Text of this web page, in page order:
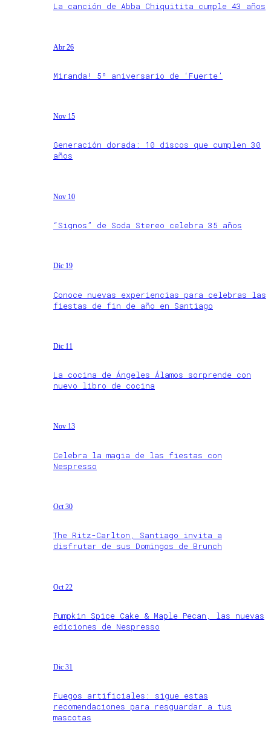
La canción de Abba Chiquitita cumple 43 años
Abr 26
Miranda! 5º aniversario de ‘Fuerte’
Nov 15
Generación dorada: 10 discos que cumplen 30
años
Nov 10
“Signos” de Soda Stereo celebra 35 años
Dic 19
Conoce nuevas experiencias para celebras las
fiestas de fin de año en Santiago
Dic 11
La cocina de Ángeles Álamos sorprende con
nuevo libro de cocina
Nov 13
Celebra la magia de las fiestas con
Nespresso
Oct 30
The Ritz-Carlton, Santiago invita a
disfrutar de sus Domingos de Brunch
Oct 22
Pumpkin Spice Cake & Maple Pecan, las nuevas
ediciones de Nespresso
Dic 31
Fuegos artificiales: sigue estas
recomendaciones para resguardar a tus
mascotas